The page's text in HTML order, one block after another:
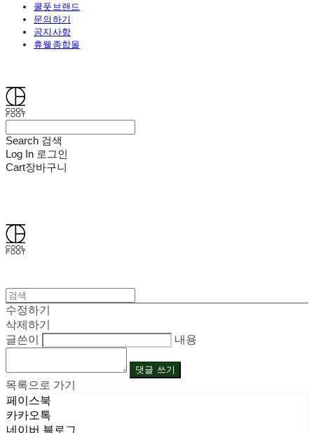
쿨풋브랜드
문의하기
공지사항
휴웰종합몰
Search 검색
Log In 로그인
Cart장바구니
수정하기
삭제하기
글쓴이
내용
댓글 쓰기
목록으로 가기
페이스북
카카오톡
네이버 블로그